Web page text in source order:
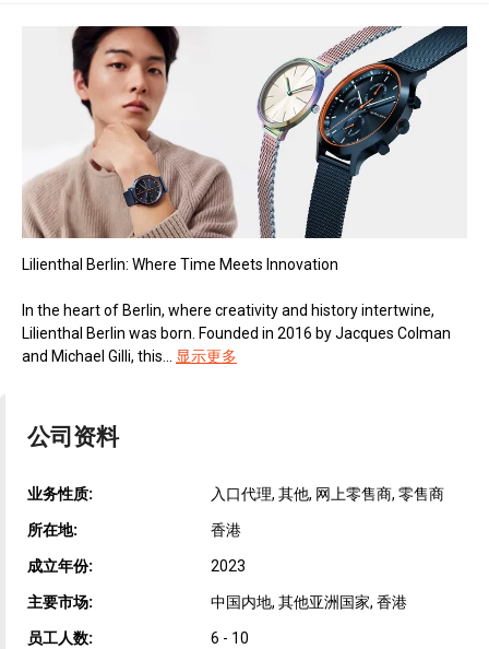
Lilienthal Berlin: Where Time Meets Innovation
In the heart of Berlin, where creativity and history intertwine,
Lilienthal Berlin was born. Founded in 2016 by Jacques Colman
and Michael Gilli, this... 显示更多
公司资料
业务性质: 入口代理, 其他, 网上零售商, 零售商
所在地: 香港
成立年份: 2023
主要市场: 中国内地, 其他亚洲国家, 香港
员工人数: 6 - 10